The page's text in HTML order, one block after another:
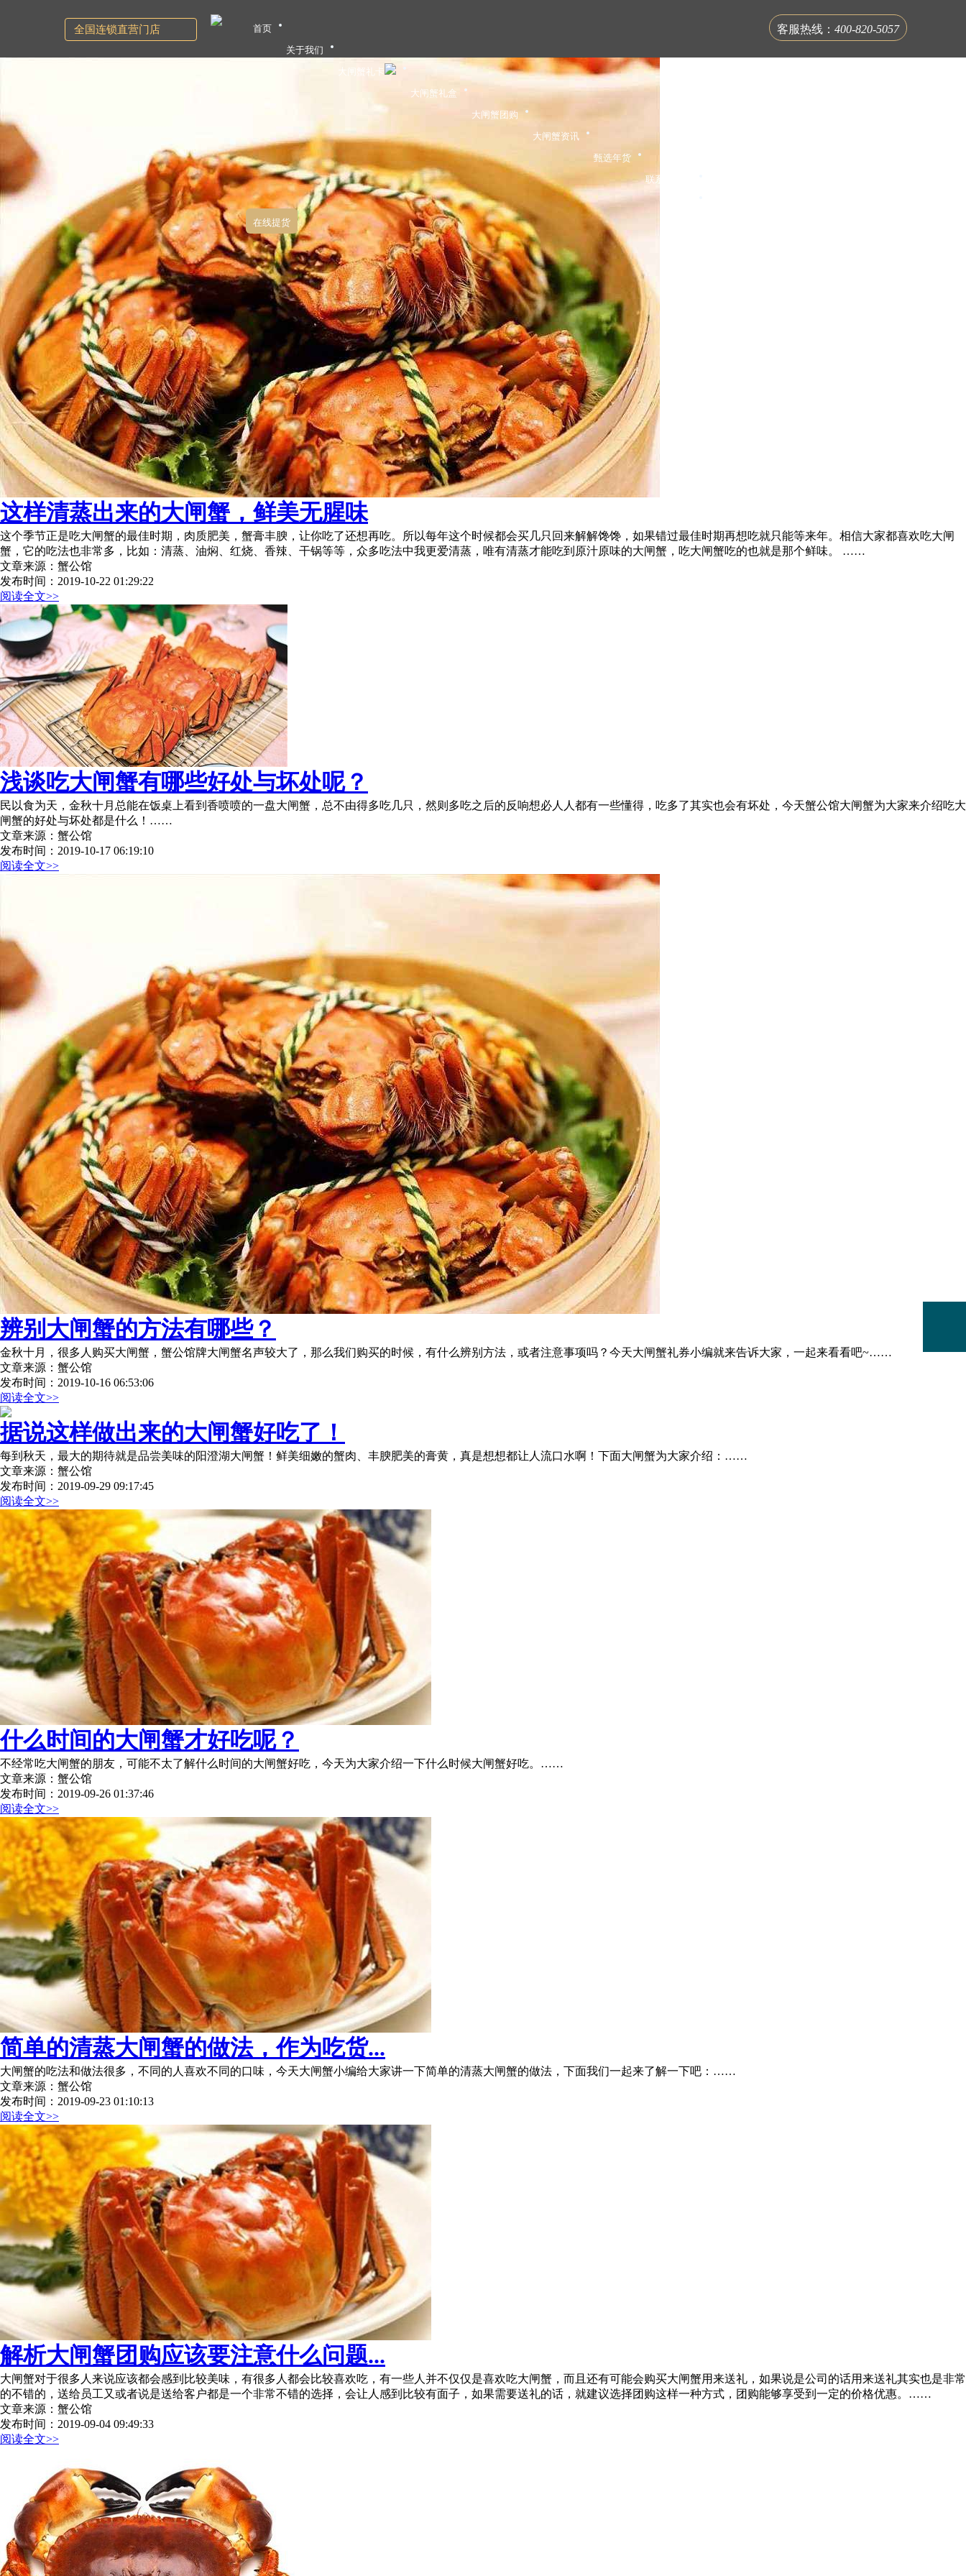
这样清蒸出来的大闸蟹，鲜美无腥味
这个季节正是吃大闸蟹的最佳时期，肉质肥美，蟹膏丰腴，让你吃了还想再吃。所以每年这个时候都会买几只回来解解馋馋，如果错过最佳时期再想吃就只能等来年。相信大家都喜欢吃大闸
蟹，它的吃法也非常多，比如：清蒸、油焖、红烧、香辣、干锅等等，众多吃法中我更爱清蒸，唯有清蒸才能吃到原汁原味的大闸蟹，吃大闸蟹吃的也就是那个鲜味。 ……
文章来源：蟹公馆
发布时间：2019-10-22 01:29:22
阅读全文>>
浅谈吃大闸蟹有哪些好处与坏处呢？
民以食为天，金秋十月总能在饭桌上看到香喷喷的一盘大闸蟹，总不由得多吃几只，然则多吃之后的反响想必人人都有一些懂得，吃多了其实也会有坏处，今天蟹公馆大闸蟹为大家来介绍吃大
闸蟹的好处与坏处都是什么！……
文章来源：蟹公馆
发布时间：2019-10-17 06:19:10
阅读全文>>
辨别大闸蟹的方法有哪些？
金秋十月，很多人购买大闸蟹，蟹公馆牌大闸蟹名声较大了，那么我们购买的时候，有什么辨别方法，或者注意事项吗？今天大闸蟹礼券小编就来告诉大家，一起来看看吧~……
文章来源：蟹公馆
发布时间：2019-10-16 06:53:06
阅读全文>>
据说这样做出来的大闸蟹好吃了！
每到秋天，最大的期待就是品尝美味的阳澄湖大闸蟹！鲜美细嫩的蟹肉、丰腴肥美的膏黄，真是想想都让人流口水啊！下面大闸蟹为大家介绍：……
文章来源：蟹公馆
发布时间：2019-09-29 09:17:45
阅读全文>>
什么时间的大闸蟹才好吃呢？
不经常吃大闸蟹的朋友，可能不太了解什么时间的大闸蟹好吃，今天为大家介绍一下什么时候大闸蟹好吃。……
文章来源：蟹公馆
发布时间：2019-09-26 01:37:46
阅读全文>>
简单的清蒸大闸蟹的做法，作为吃货...
大闸蟹的吃法和做法很多，不同的人喜欢不同的口味，今天大闸蟹小编给大家讲一下简单的清蒸大闸蟹的做法，下面我们一起来了解一下吧：……
文章来源：蟹公馆
发布时间：2019-09-23 01:10:13
阅读全文>>
解析大闸蟹团购应该要注意什么问题...
大闸蟹对于很多人来说应该都会感到比较美味，有很多人都会比较喜欢吃，有一些人并不仅仅是喜欢吃大闸蟹，而且还有可能会购买大闸蟹用来送礼，如果说是公司的话用来送礼其实也是非常
的不错的，送给员工又或者说是送给客户都是一个非常不错的选择，会让人感到比较有面子，如果需要送礼的话，就建议选择团购这样一种方式，团购能够享受到一定的价格优惠。……
文章来源：蟹公馆
发布时间：2019-09-04 09:49:33
阅读全文>>
全国连锁直营门店
首页
关于我们
大闸蟹礼卡
大闸蟹礼盒
大闸蟹团购
大闸蟹资讯
甄选年货
联系蟹公馆
在线提货
客服热线： 400-820-5057